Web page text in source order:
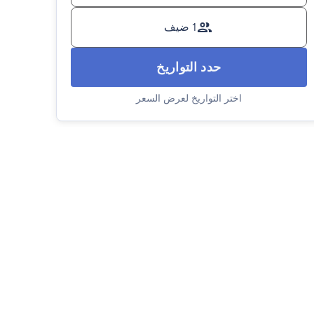
1 ضيف
حدد التواريخ
اختر التواريخ لعرض السعر